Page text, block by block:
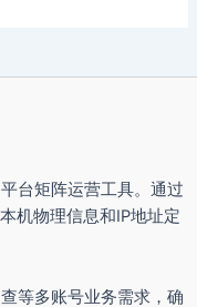
台矩阵运营工具。通过
机物理信息和IP地址定
等多账号业务需求，确